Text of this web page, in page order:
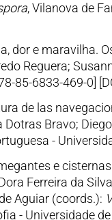
, Vilanova de
dor e maravilha.
Reguera;
85-6833-469-
de las
Dotras Bravo;
-
e
Ferreira da
Aguiar (coords.):
- Universidade